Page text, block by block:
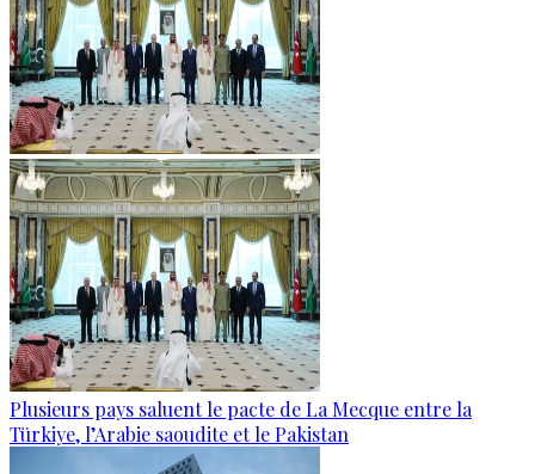
Plusieurs pays saluent le pacte de La Mecque entre la
Türkiye, l’Arabie saoudite et le Pakistan